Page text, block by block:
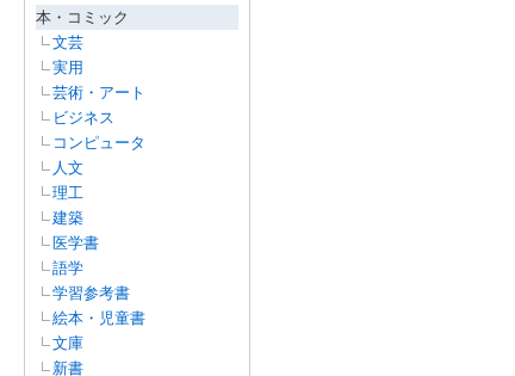
本・コミック
文芸
実用
芸術・アート
ビジネス
コンピュータ
人文
理工
建築
医学書
語学
学習参考書
絵本・児童書
文庫
新書